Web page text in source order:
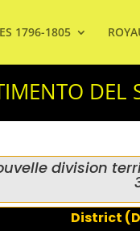
1796-1805
division
District